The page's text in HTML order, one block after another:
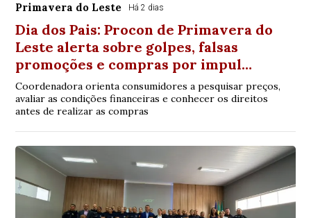
Primavera do Leste Há 2 dias
Dia dos Pais: Procon de Primavera do
Leste alerta sobre golpes, falsas
promoções e compras por impul…
Coordenadora orienta consumidores a pesquisar preços,
avaliar as condições financeiras e conhecer os direitos
antes de realizar as compras